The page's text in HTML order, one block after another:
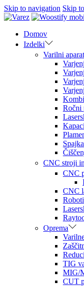
Skip to navigation Skip
Domov
Izdelki
Varilni
Ročni
CNC stroji
CNC
CNC
Oprema
TIG
MIG/
CUT